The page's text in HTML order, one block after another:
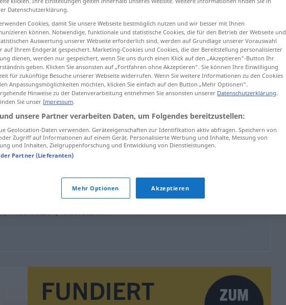
antippen)
verteidigen
für etwas) aussprechen,rechtfertigen
widersetzen,widerstehen
Datenschutzerklärung.
Cookies, damit Sie unsere Webseite bestmöglich nutzen und wir besser mit Ihnen
können. Notwendige, funktionale und statistische Cookies, die für den Betrieb der Webseite und
Auswertung unserer Webseite erforderlich sind, werden auf Grundlage unserer Vorauswahl
auf Ihrem Endgerät gespeichert. Marketing-Cookies und Cookies, die der Bereitstellung personalisierter
dienen, werden nur gespeichert, wenn Sie uns durch einen Klick auf den „Akzeptieren“-Button Ihr
geben. Klicken Sie ansonsten auf „Fortfahren ohne Akzeptieren“. Sie können Ihre Einwilligung
für zukünftige Besuche unserer Webseite widerrufen. Wenn Sie weitere Informationen zu den Cookies
Anpassungsmöglichkeiten möchten, klicken Sie einfach auf den Button „Mehr Optionen“.
Hinweise zu der Datenverarbeitung entnehmen Sie ansonsten unserer Datenschutzerklärung.
Sie unser Impressum.
unsere Partner verarbeiten Daten, um Folgendes bereitzustellen:
Geolocation-Daten verwenden. Geräteeigenschaften zur Identifikation aktiv abfragen. Speichern von
Zugriff auf Informationen auf einem Gerät. Personalisierte Werbung und Inhalte, Messung von
und Inhalten, Zielgruppenforschung und Entwicklung von Dienstleistungen.
der Partner (Lieferanten)
Mehr Optionen Akzeptieren